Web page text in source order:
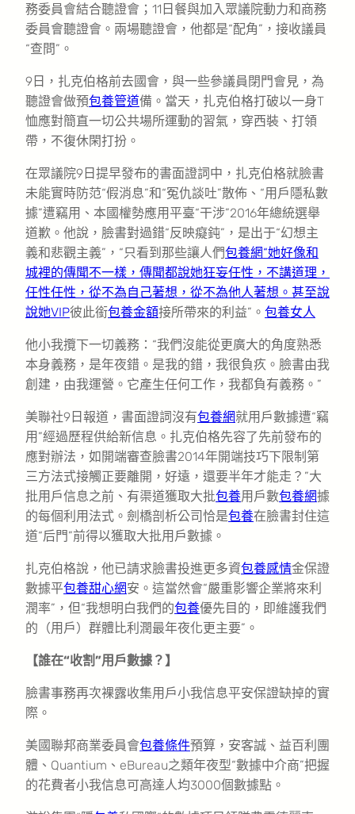
務委員會結合聽證會；11日餐與加入眾議院動力和商務
委員會聽證會。兩場聽證會，他都是“配角”，接收議員
“查問”。
9日，扎克伯格前去國會，與一些參議員閉門會見，為
聽證會做預包養管道備。當天，扎克伯格打破以一身T
恤應對簡直一切公共場所運動的習氣，穿西裝、打領
帶，不復休閑打扮。
在眾議院9日提早發布的書面證詞中，扎克伯格就臉書
未能實時防范“假消息”和“冤仇談吐”散佈、“用戶隱私數
據”遭竊用、本國權勢應用平臺“干涉”2016年總統選舉
道歉。他說，臉書對過錯“反映癡鈍”，是出于“幻想主
義和悲觀主義”，“只看到那些讓人們包養網“她好像和
城裡的傳聞不一樣，傳聞都說她狂妄任性，不講道理，
任性任性，從不為自己著想，從不為他人著想。甚至說
說她VIP彼此銜包養金額接所帶來的利益”。 包養女人
他小我攬下一切義務：“我們沒能從更廣大的角度熟悉
本身義務，是年夜錯。是我的錯，我很負疚。臉書由我
創建，由我運營。它產生任何工作，我都負有義務。”
美聯社9日報道，書面證詞沒有包養網就用戶數據遭“竊
用”經過歷程供給新信息。扎克伯格先容了先前發布的
應對辦法，如開端審查臉書2014年開端技巧下限制第
三方法式接觸正要離開，好遠，還要半年才能走？”大
批用戶信息之前、有渠道獲取大批包養用戶數包養網據
的每個利用法式。劍橋剖析公司恰是包養在臉書封住這
道“后門”前得以獲取大批用戶數據。
扎克伯格說，他已請求臉書投進更多資包養感情金保證
數據平包養甜心網安。這當然會“嚴重影響企業將來利
潤率”，但“我想明白我們的包養優先目的，即維護我們
的（用戶）群體比利潤最年夜化更主要”。
【誰在“收割”用戶數據？】
臉書事務再次裸露收集用戶小我信息平安保證缺掉的實
際。
美國聯邦商業委員會包養條件預算，安客誠、益百利團
體、Quantium、eBureau之類年夜型“數據中介商”把握
的花費者小我信息可高達人均3000個數據點。